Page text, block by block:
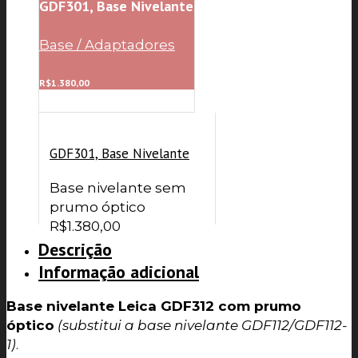
GDF301, Base Nivelante
Base / Adaptadores
R$1.380,00
GDF301, Base Nivelante
Base nivelante sem
prumo óptico
R$1.380,00
Descrição
Informação adicional
Base nivelante Leica GDF312 com prumo
óptico (substitui a base nivelante GDF112/GDF112-
1).